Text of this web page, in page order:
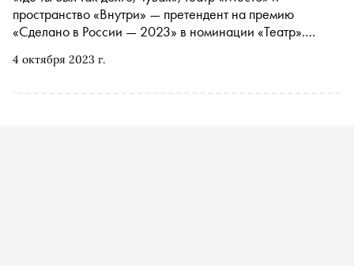
4 октября 2023 г.
пространство «Внутри» — претендент на премию
«Сделано в России — 2023» в номинации «Театр».
Финансовый партнер премии — «МТС Банк